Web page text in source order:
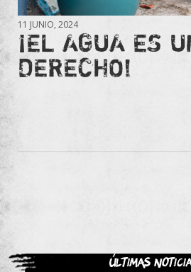
11 JUNIO, 2024
¡EL AGUA ES
DERECHO!
Últimas